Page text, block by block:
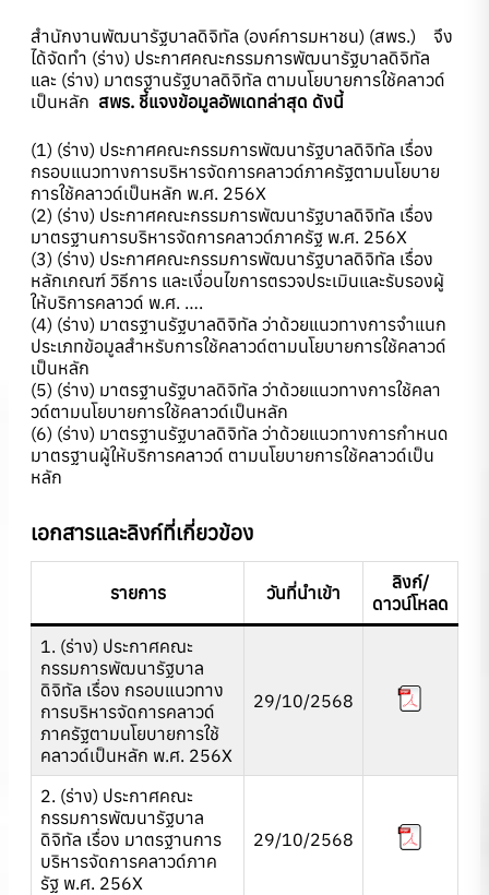
สำนักงานพัฒนารัฐบาลดิจิทัล (องค์การมหาชน) (สพร.) จึง
ได้จัดทำ (ร่าง) ประกาศคณะกรรมการพัฒนารัฐบาลดิจิทัล
และ (ร่าง) มาตรฐานรัฐบาลดิจิทัล ตามนโยบายการใช้คลาวด์
เป็นหลัก สพร. ชี้แจงข้อมูลอัพเดทล่าสุด ดังนี้
(1) (ร่าง) ประกาศคณะกรรมการพัฒนารัฐบาลดิจิทัล เรื่อง
กรอบแนวทางการบริหารจัดการคลาวด์ภาครัฐตามนโยบาย
การใช้คลาวด์เป็นหลัก พ.ศ. 256X
(2) (ร่าง) ประกาศคณะกรรมการพัฒนารัฐบาลดิจิทัล เรื่อง
มาตรฐานการบริหารจัดการคลาวด์ภาครัฐ พ.ศ. 256X
(3) (ร่าง) ประกาศคณะกรรมการพัฒนารัฐบาลดิจิทัล เรื่อง
หลักเกณฑ์ วิธีการ และเงื่อนไขการตรวจประเมินและรับรองผู้
ให้บริการคลาวด์ พ.ศ. ….
(4) (ร่าง) มาตรฐานรัฐบาลดิจิทัล ว่าด้วยแนวทางการจำแนก
ประเภทข้อมูลสำหรับการใช้คลาวด์ตามนโยบายการใช้คลาวด์
เป็นหลัก
(5) (ร่าง) มาตรฐานรัฐบาลดิจิทัล ว่าด้วยแนวทางการใช้คลา
วด์ตามนโยบายการใช้คลาวด์เป็นหลัก
(6) (ร่าง) มาตรฐานรัฐบาลดิจิทัล ว่าด้วยแนวทางการกำหนด
มาตรฐานผู้ให้บริการคลาวด์ ตามนโยบายการใช้คลาวด์เป็น
หลัก
เอกสารและลิงก์ที่เกี่ยวข้อง
รายการ วันที่นำเข้า
ลิงก์/
ดาวน์โหลด
1. (ร่าง) ประกาศคณะ
กรรมการพัฒนารัฐบาล
ดิจิทัล เรื่อง กรอบแนวทาง
การบริหารจัดการคลาวด์
ภาครัฐตามนโยบายการใช้
คลาวด์เป็นหลัก พ.ศ. 256X
29/10/2568
2. (ร่าง) ประกาศคณะ
กรรมการพัฒนารัฐบาล
ดิจิทัล เรื่อง มาตรฐานการ
บริหารจัดการคลาวด์ภาค
รัฐ พ.ศ. 256X
29/10/2568